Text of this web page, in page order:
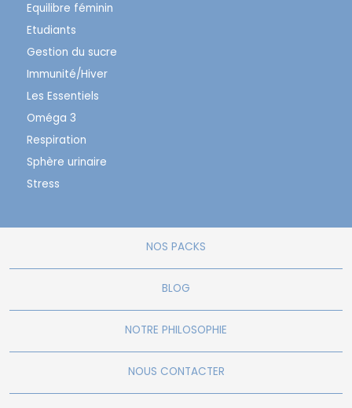
Equilibre féminin
Etudiants
Gestion du sucre
Immunité/Hiver
Les Essentiels
Oméga 3
Respiration
Sphère urinaire
Stress
NOS PACKS
BLOG
NOTRE PHILOSOPHIE
NOUS CONTACTER